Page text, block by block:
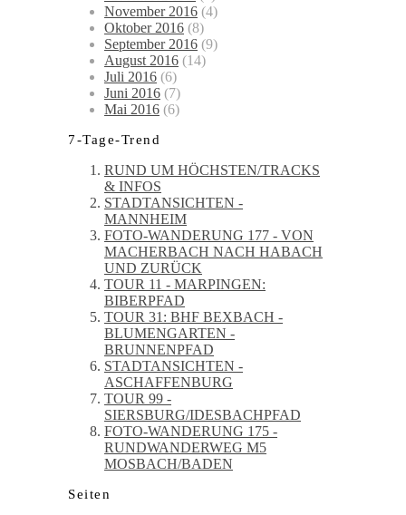
November 2016 (4)
Oktober 2016 (8)
September 2016 (9)
August 2016 (14)
Juli 2016 (6)
Juni 2016 (7)
Mai 2016 (6)
7-Tage-Trend
RUND UM HÖCHSTEN/TRACKS
& INFOS
STADTANSICHTEN -
MANNHEIM
FOTO-WANDERUNG 177 - VON
MACHERBACH NACH HABACH
UND ZURÜCK
TOUR 11 - MARPINGEN:
BIBERPFAD
TOUR 31: BHF BEXBACH -
BLUMENGARTEN -
BRUNNENPFAD
STADTANSICHTEN -
ASCHAFFENBURG
TOUR 99 -
SIERSBURG/IDESBACHPFAD
FOTO-WANDERUNG 175 -
RUNDWANDERWEG M5
MOSBACH/BADEN
Seiten